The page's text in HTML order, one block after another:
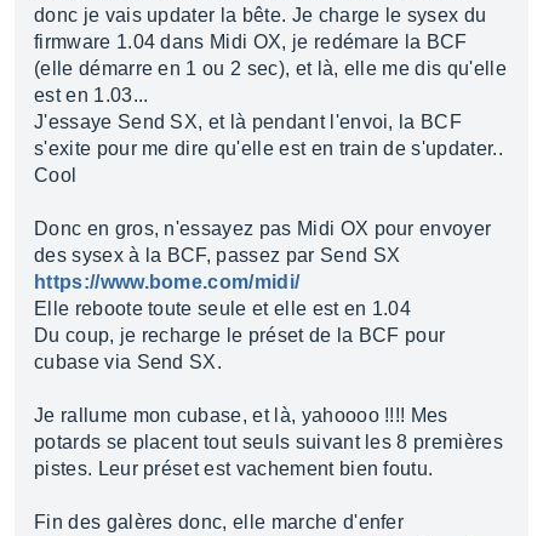
donc je vais updater la bête. Je charge le sysex du
firmware 1.04 dans Midi OX, je redémare la BCF
(elle démarre en 1 ou 2 sec), et là, elle me dis qu'elle
est en 1.03...
J'essaye Send SX, et là pendant l'envoi, la BCF
s'exite pour me dire qu'elle est en train de s'updater..
Cool
Donc en gros, n'essayez pas Midi OX pour envoyer
des sysex à la BCF, passez par Send SX
https://www.bome.com/midi/
Elle reboote toute seule et elle est en 1.04
Du coup, je recharge le préset de la BCF pour
cubase via Send SX.
Je rallume mon cubase, et là, yahoooo !!!! Mes
potards se placent tout seuls suivant les 8 premières
pistes. Leur préset est vachement bien foutu.
Fin des galères donc, elle marche d'enfer